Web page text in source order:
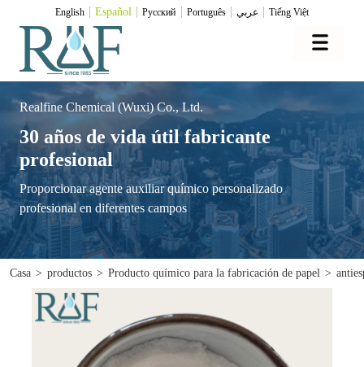
English Español Pусский Português عربي Tiếng Việt
Realfine Chemical (Wuxi) Co., Ltd.
30 años de vida útil fabricante
profesional
Proporcionar agente auxiliar químico personalizado
profesional en diferentes campos
Casa > productos > Producto químico para la fabricación de papel >